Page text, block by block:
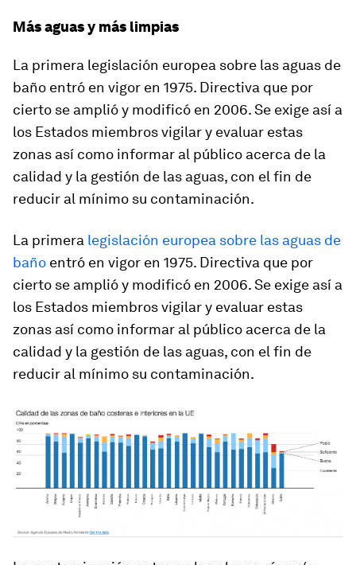
Más aguas y más limpias
La primera legislación europea sobre las aguas de
baño entró en vigor en 1975. Directiva que por
cierto se amplió y modificó en 2006. Se exige así a
los Estados miembros vigilar y evaluar estas
zonas así como informar al público acerca de la
calidad y la gestión de las aguas, con el fin de
reducir al mínimo su contaminación.
La primera legislación europea sobre las aguas de
baño entró en vigor en 1975. Directiva que por
cierto se amplió y modificó en 2006. Se exige así a
los Estados miembros vigilar y evaluar estas
zonas así como informar al público acerca de la
calidad y la gestión de las aguas, con el fin de
reducir al mínimo su contaminación.